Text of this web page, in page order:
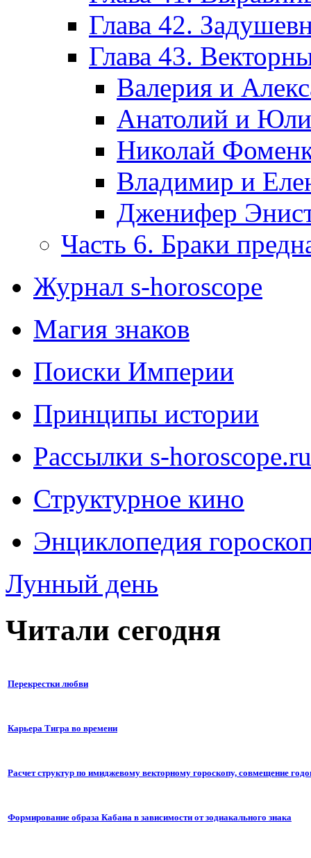
Глава 42.
Глава 43.
Валерия и
Анатолий и
Николай
Владимир и
Дженифер
Часть 6. Браки
Журнал s-horoscope
Магия знаков
Поиски Империи
Принципы истории
Рассылки s-horoscope.ru
Структурное кино
Энциклопедия
Лунный день
Читали сегодня
Перекрестки любви
Карьера Тигра во времени
Расчет структур по имиджевому векторному гороскопу, совмещение
Формирование образа Кабана в зависимости от зодиакального знака